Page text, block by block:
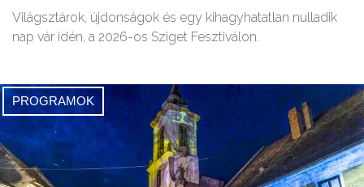
Világsztárok, újdonságok és egy kihagyhatatlan nulladik
nap vár idén, a 2026-os Sziget Fesztiválon.
PROGRAMOK